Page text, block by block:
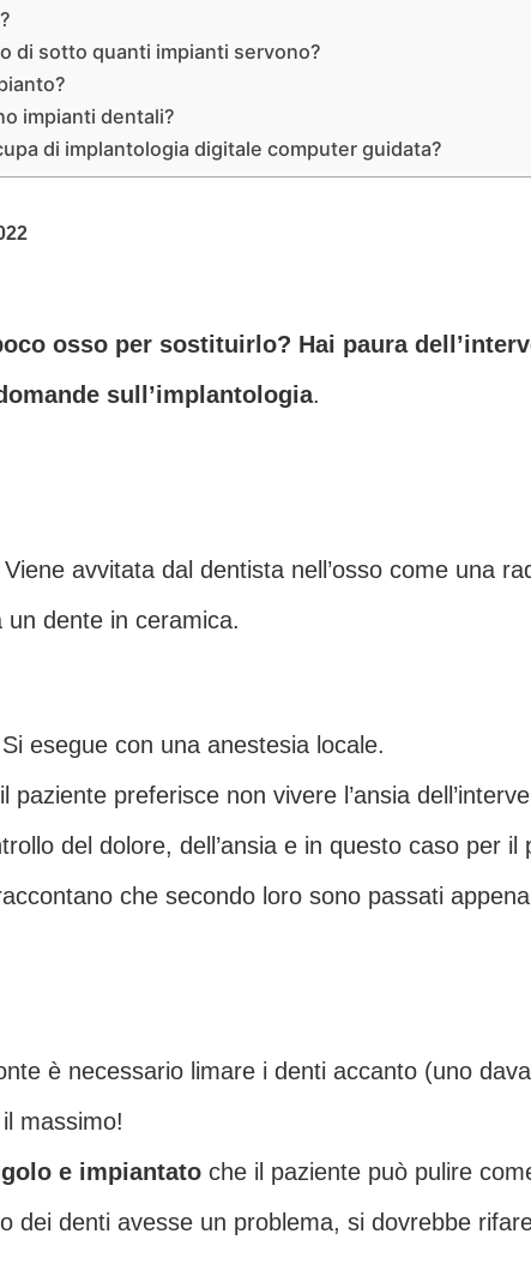
di sotto quanti impianti servono?
impianti dentali?
di implantologia digitale computer guidata?
osso per sostituirlo? Hai paura
sull’implantologia.
avvitata dal dentista nell’osso come una
dente in ceramica.
esegue con una anestesia locale.
paziente preferisce non vivere l’ansia
del dolore, dell’ansia e in questo caso per
che secondo loro sono passati
è necessario limare i denti accanto (uno
massimo!
e impiantato che il paziente può pulire
dei denti avesse un problema, si dovrebbe